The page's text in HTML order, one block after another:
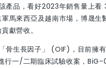
產品，看好2023年銷售量上
軍馬來西亞及越南市場，博
獻營收。
骨生長因子」 (OIF)，目前擁
行一/二期臨床試驗收案，